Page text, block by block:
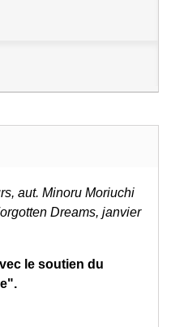
aut. Minoru Moriuchi
Dreams, janvier
le soutien du